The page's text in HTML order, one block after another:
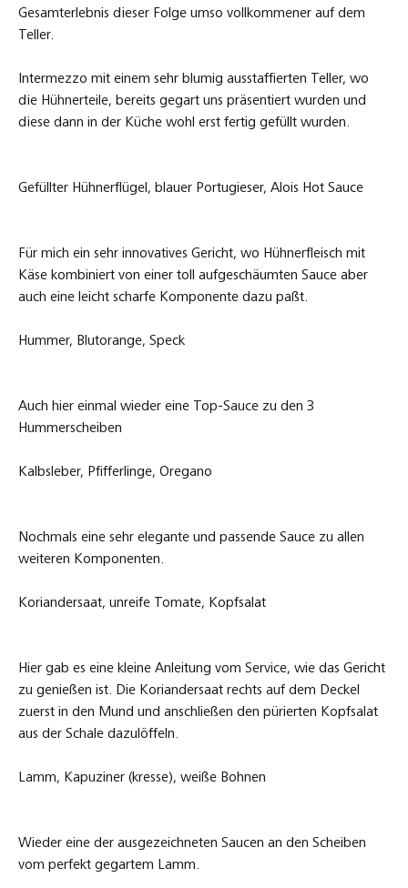
Gesamterlebnis dieser Folge umso vollkommener auf dem
Teller.
Intermezzo mit einem sehr blumig ausstaffierten Teller, wo
die Hühnerteile, bereits gegart uns präsentiert wurden und
diese dann in der Küche wohl erst fertig gefüllt wurden.
Gefüllter Hühnerflügel, blauer Portugieser, Alois Hot Sauce
Für mich ein sehr innovatives Gericht, wo Hühnerfleisch mit
Käse kombiniert von einer toll aufgeschäumten Sauce aber
auch eine leicht scharfe Komponente dazu paßt.
Hummer, Blutorange, Speck
Auch hier einmal wieder eine Top-Sauce zu den 3
Hummerscheiben
Kalbsleber, Pfifferlinge, Oregano
Nochmals eine sehr elegante und passende Sauce zu allen
weiteren Komponenten.
Koriandersaat, unreife Tomate, Kopfsalat
Hier gab es eine kleine Anleitung vom Service, wie das Gericht
zu genießen ist. Die Koriandersaat rechts auf dem Deckel
zuerst in den Mund und anschließen den pürierten Kopfsalat
aus der Schale dazulöffeln.
Lamm, Kapuziner (kresse), weiße Bohnen
Wieder eine der ausgezeichneten Saucen an den Scheiben
vom perfekt gegartem Lamm.